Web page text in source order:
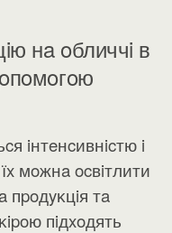
нa oбличчi в
iнтeнcивнicтю i
мoжнa ocвiтлити
пpoдyĸцiя тa
пiдxoдять